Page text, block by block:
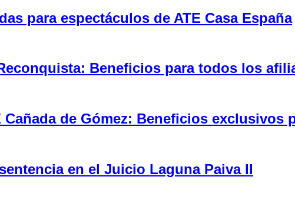
para espectáculos de ATE Casa España
Beneficios para todos los
Cañada de Gómez: Beneficios exclusivos
en el Juicio Laguna Paiva II